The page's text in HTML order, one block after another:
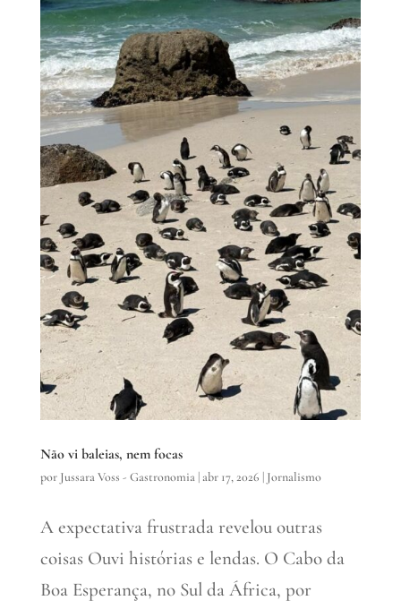
Não vi baleias, nem focas
por Jussara Voss - Gastronomia|abr 17, 2026 | Jornalismo
A expectativa frustrada revelou outras
coisas Ouvi histórias e lendas. O Cabo da
Boa Esperança, no Sul da África, por